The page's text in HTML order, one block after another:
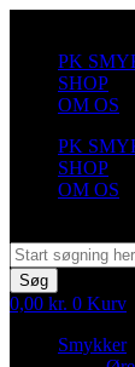
indholdPK
SHOP
OM OS
PK
SHOP
OM OS
Søg
0,00 kr. 0 Kurv
Smykker